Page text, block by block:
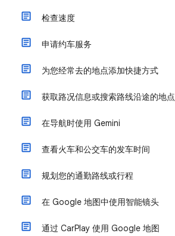
检查速度
申请约车服务
为您经常去的地点添加快捷方式
获取路况信息或搜索路线沿途的地点
在导航时使用 Gemini
查看火车和公交车的发车时间
规划您的通勤路线或行程
在 Google 地图中使用智能镜头
通过 CarPlay 使用 Google 地图